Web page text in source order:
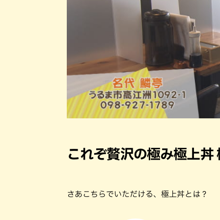
これぞ贅沢の極み極上丼
さあこちらでいただける、極上丼とは？